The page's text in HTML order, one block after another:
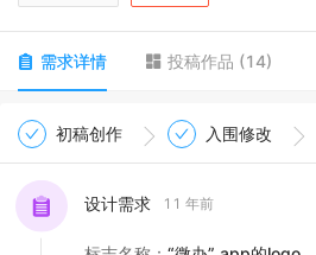
商标版权
LOGO
需求详情 投稿作品 (14)
初稿创作 入围修改
设计需求 11 年前